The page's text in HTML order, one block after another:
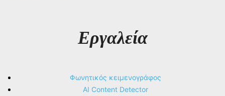
Εργαλεία
Φωνητικός κειμενογράφος
AI Content Detector